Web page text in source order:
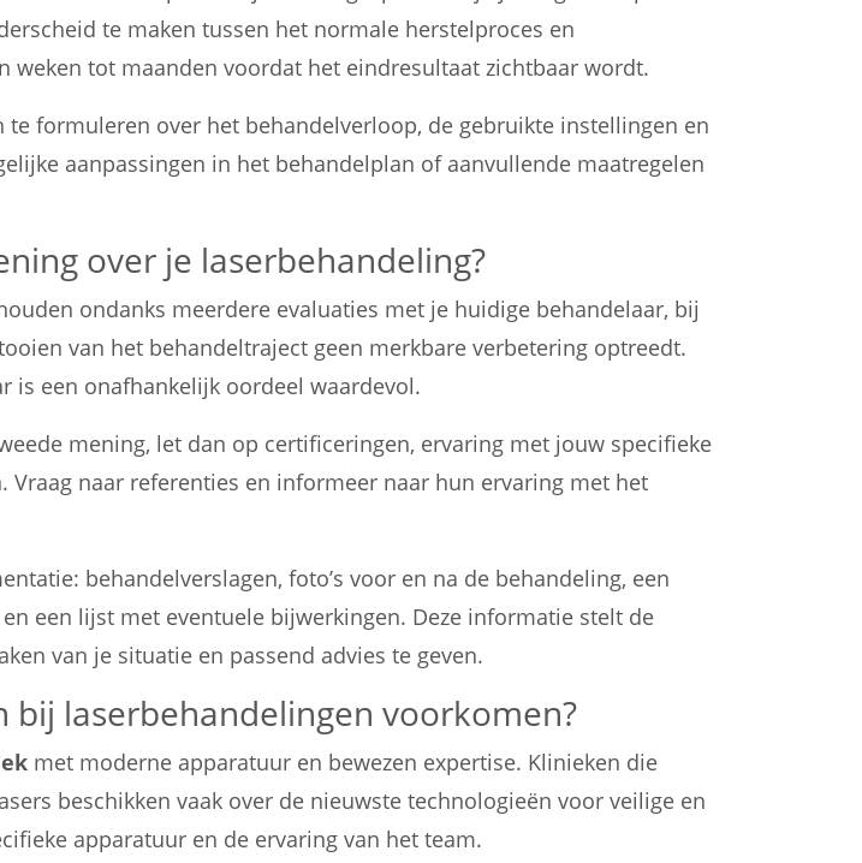
te maken tussen het normale herstelproces en
tot maanden voordat het eindresultaat zichtbaar wordt.
formuleren over het behandelverloop, de gebruikte instellingen en
aanpassingen in het behandelplan of aanvullende maatregelen
over je laserbehandeling?
ondanks meerdere evaluaties met je huidige behandelaar, bij
van het behandeltraject geen merkbare verbetering optreedt.
is een onafhankelijk oordeel waardevol.
mening, let dan op certificeringen, ervaring met jouw specifieke
naar referenties en informeer naar hun ervaring met het
behandelverslagen, foto’s voor en na de behandeling, een
een lijst met eventuele bijwerkingen. Deze informatie stelt de
van je situatie en passend advies te geven.
laserbehandelingen voorkomen?
met moderne apparatuur en bewezen expertise. Klinieken die
beschikken vaak over de nieuwste technologieën voor veilige en
apparatuur en de ervaring van het team.